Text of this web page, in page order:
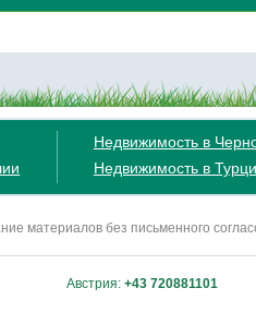
Недвижимость в
Недвижимость в
материалов без письменного
Австрия: +43 720881101